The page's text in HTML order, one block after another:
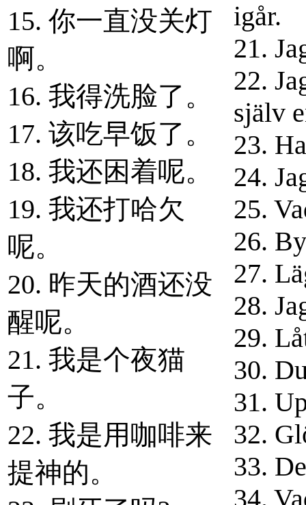
15. 你一直没关灯
啊。
16. 我得洗脸了。
17. 该吃早饭了。
18. 我还困着呢。
19. 我还打哈欠
呢。
20. 昨天的酒还没
醒呢。
21. 我是个夜猫
子。
22. 我是用咖啡来
提神的。
igår.
21.
22.
själv
23.
24.
25.
26.
27.
28.
29.
30.
31.
32.
33.
34.